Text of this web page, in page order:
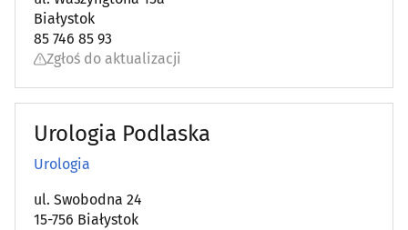
Poradnictwo Psychologiczno-Pedagogiczne dla dzieci i
młodzieży (14)
Poradnie różne - pozostałe
Preluksacja(2)
Białystok
85 746 85 93
Zgłoś do aktualizacji
Urologia Podlaska
Urologia
ul. Swobodna 24
15-756 Białystok